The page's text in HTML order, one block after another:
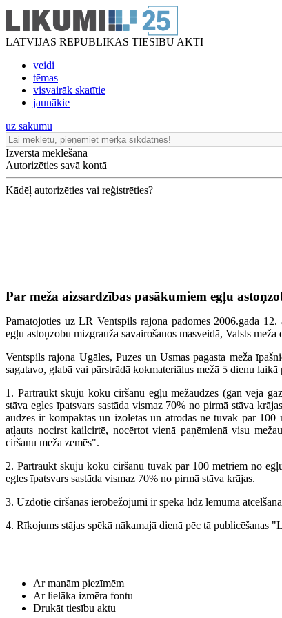
LATVIJAS REPUBLIKAS TIESĪBU AKTI
veidi
tēmas
visvairāk skatītie
jaunākie
uz sākumu
Izvērstā meklēšana
Autorizēties savā kontā
Kādēļ autorizēties vai reģistrēties?
Par meža aizsardzības pasākumiem egļu
Pamatojoties uz LR Ventspils rajona padomes 2006.gada
egļu astoņzobu mizgrauža savairošanos masveidā, Valsts
Ventspils rajona Ugāles, Puzes un Usmas pagasta meža
sagatavo, glabā vai pārstrādā kokmateriālus mežā 5 dienu laikā
1. Pārtraukt skuju koku ciršanu egļu mežaudzēs (gan vēja
stāva egles īpatsvars sastāda vismaz 70% no pirmā stāva
audzes ir kompaktas un izolētas un atrodas ne tuvāk par
atļauts nocirst kailcirtē, nocērtot vienā paņēmienā visu
ciršanu meža zemēs".
2. Pārtraukt skuju koku ciršanu tuvāk par 100 metriem no
egles īpatsvars sastāda vismaz 70% no pirmā stāva krājas.
3. Uzdotie ciršanas ierobežojumi ir spēkā līdz lēmuma
4. Rīkojums stājas spēkā nākamajā dienā pēc tā publicēšanas
Ar manām piezīmēm
Ar lielāka izmēra fontu
Drukāt tiesību aktu